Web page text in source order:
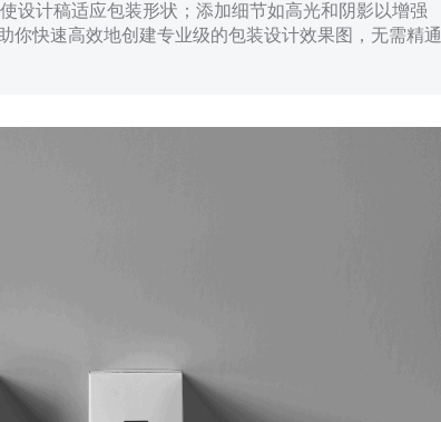
设计稿适应包装形状；添加细节如高光和阴影以增强
你快速高效地创建专业级的包装设计效果图，无需精通